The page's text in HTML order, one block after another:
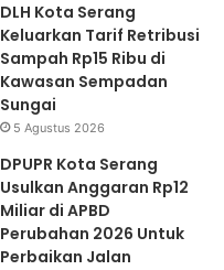
DLH Kota Serang
Keluarkan Tarif Retribusi
Sampah Rp15 Ribu di
Kawasan Sempadan
Sungai
5 Agustus 2026
DPUPR Kota Serang
Usulkan Anggaran Rp12
Miliar di APBD
Perubahan 2026 Untuk
Perbaikan Jalan